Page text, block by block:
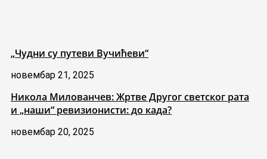
„Чудни су путеви Вучићеви“
новембар 21, 2025
Никола Милованчев: Жртве Другог светског рата
и „наши“ ревизионисти: до када?
новембар 20, 2025